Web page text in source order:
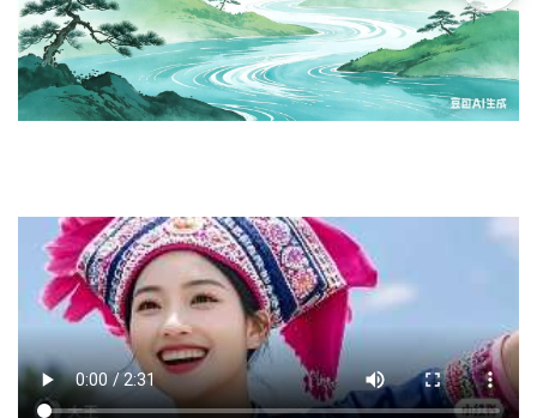
下载APP